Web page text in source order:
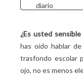
diario
para los
Cómo hacer
gestos correctos
Organice los
¿Es usted
has oído hablar de
trasfondo escolar
ojo, no es menos